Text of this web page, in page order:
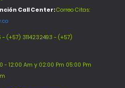
Call Center:Correo Citas:
(+57) 3114232493 - (+57)
- 12:00 Am y 02:00 Pm 05:00 Pm